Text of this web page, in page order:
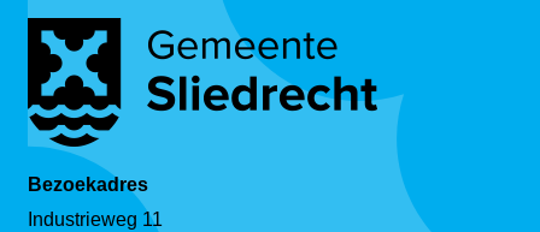
Bezoekadres
Industrieweg 11